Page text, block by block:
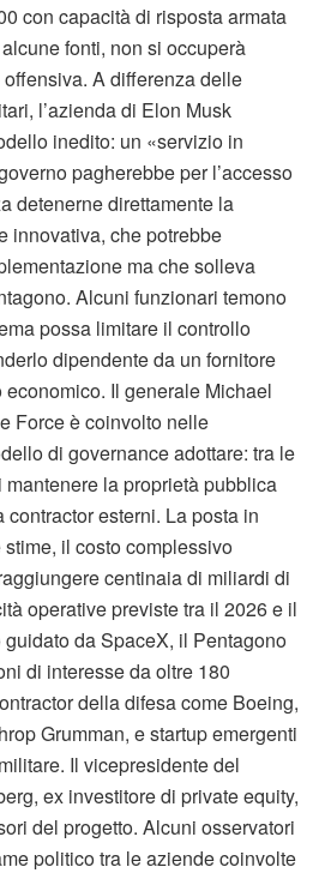
con capacità di risposta armata
fonti, non si occuperà
A differenza delle
l’azienda di Elon Musk
inedito: un «servizio in
pagherebbe per l’accesso
detenerne direttamente la
innovativa, che potrebbe
ma che solleva
Alcuni funzionari temono
possa limitare il controllo
dipendente da un fornitore
Il generale Michael
Force è coinvolto nelle
di governance adottare: tra le
la proprietà pubblica
esterni. La posta in
il costo complessivo
centinaia di miliardi di
operative previste tra il 2026 e il
da SpaceX, il Pentagono
di interesse da oltre 180
della difesa come Boeing,
Grumman, e startup emergenti
Il vicepresidente del
ex investitore di private equity,
del progetto. Alcuni osservatori
politico tra le aziende coinvolte